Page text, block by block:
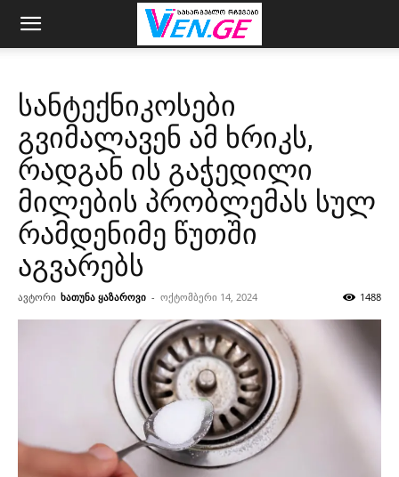
სანტექნიკოსები
გვიმალავენ ამ ხრიკს,
რადგან ის გაჭედილი
მილების პრობლემას სულ
რამდენიმე წუთში
აგვარებს
ავტორი ხათუნა ყაზაროვი - ოქტომბერი 14, 2024 1488